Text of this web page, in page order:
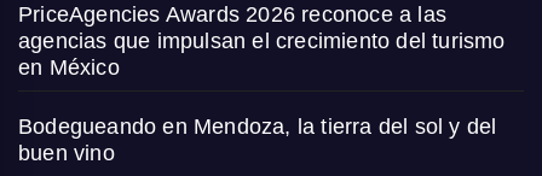
PriceAgencies Awards 2026 reconoce a las
agencias que impulsan el crecimiento del turismo
en México
Bodegueando en Mendoza, la tierra del sol y del
buen vino